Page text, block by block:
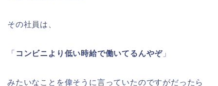
その社員は、
「 コンビニより低い時給で働いてるんやぞ 」
みたいなことを偉そうに言っていたのですがだったら